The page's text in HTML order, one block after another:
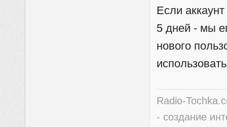
Если
5 дней - мы
нового
Radio-
- создание